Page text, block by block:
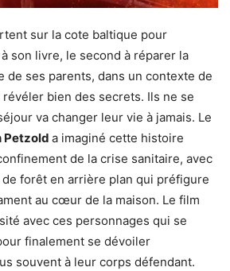
sur la cote baltique pour
son livre, le second à réparer la
de ses parents, dans un contexte de
bien des secrets. Ils ne se
va changer leur vie à jamais. Le
Petzold a imaginé cette histoire
de la crise sanitaire, avec
forêt en arrière plan qui préfigure
au cœur de la maison. Le film
avec ces personnages qui se
finalement se dévoiler
souvent à leur corps défendant.